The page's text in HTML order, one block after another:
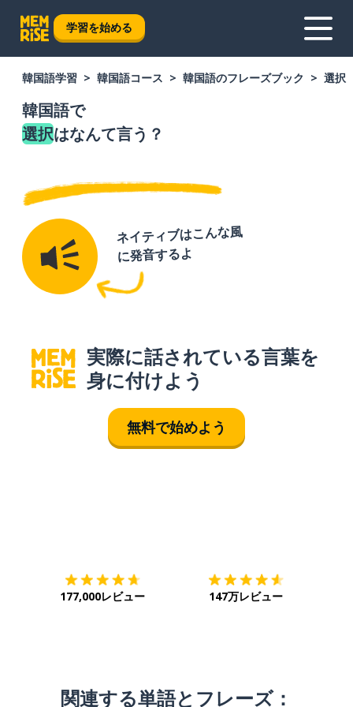
学習を始める
韓国語学習 韓国語コース 韓国語のフレーズブック 選択
韓国語で
選択はなんて言う？
ネイティブはこんな風
に発音するよ
実際に話されている言葉を
身に付けよう
無料で始めよう
177,000レビュー 147万レビュー
関連する単語とフレーズ：